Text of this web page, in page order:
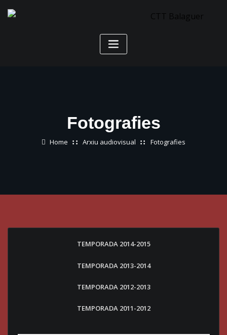
Fotografies
Home Arxiu audiovisual Fotografies
TEMPORADA 2014-2015
TEMPORADA 2013-2014
TEMPORADA 2012-2013
TEMPORADA 2011-2012